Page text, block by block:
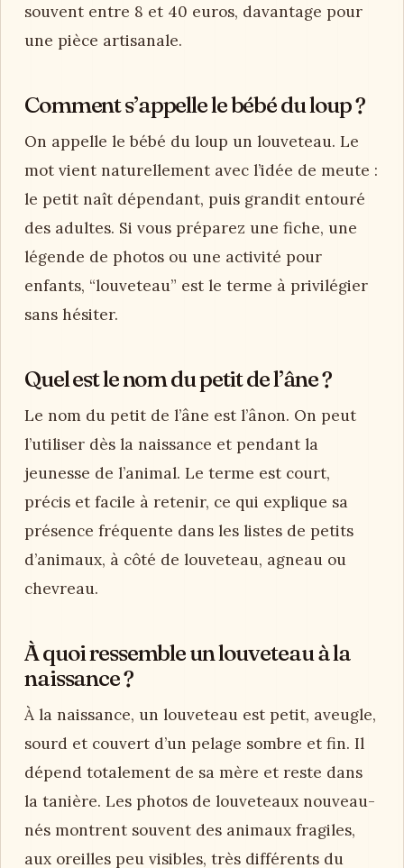
souvent entre 8 et 40 euros, davantage pour
une pièce artisanale.
Comment s’appelle le bébé du loup ?
On appelle le bébé du loup un louveteau. Le
mot vient naturellement avec l’idée de meute :
le petit naît dépendant, puis grandit entouré
des adultes. Si vous préparez une fiche, une
légende de photos ou une activité pour
enfants, “louveteau” est le terme à privilégier
sans hésiter.
Quel est le nom du petit de l’âne ?
Le nom du petit de l’âne est l’ânon. On peut
l’utiliser dès la naissance et pendant la
jeunesse de l’animal. Le terme est court,
précis et facile à retenir, ce qui explique sa
présence fréquente dans les listes de petits
d’animaux, à côté de louveteau, agneau ou
chevreau.
À quoi ressemble un louveteau à la
naissance ?
À la naissance, un louveteau est petit, aveugle,
sourd et couvert d’un pelage sombre et fin. Il
dépend totalement de sa mère et reste dans
la tanière. Les photos de louveteaux nouveau-
nés montrent souvent des animaux fragiles,
aux oreilles peu visibles, très différents du